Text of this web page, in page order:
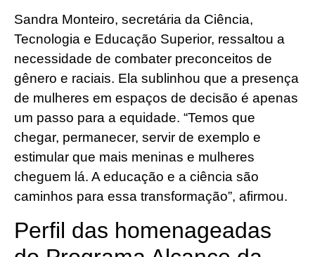
Sandra Monteiro, secretária da Ciência,
Tecnologia e Educação Superior, ressaltou a
necessidade de combater preconceitos de
gênero e raciais. Ela sublinhou que a presença
de mulheres em espaços de decisão é apenas
um passo para a equidade. “Temos que
chegar, permanecer, servir de exemplo e
estimular que mais meninas e mulheres
cheguem lá. A educação e a ciência são
caminhos para essa transformação”, afirmou.
Perfil das homenageadas